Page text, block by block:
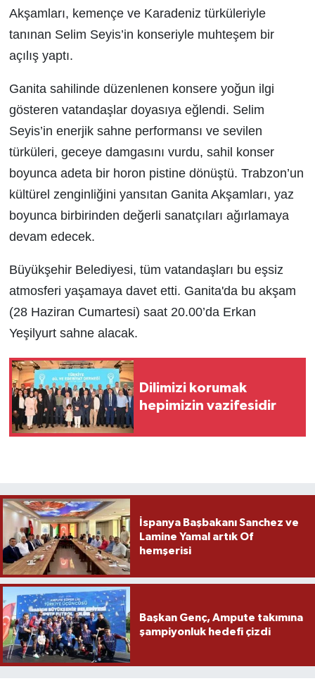
Akşamları, kemençe ve Karadeniz türküleriyle
tanınan Selim Seyis’in konseriyle muhteşem bir
açılış yaptı.
Ganita sahilinde düzenlenen konsere yoğun ilgi
gösteren vatandaşlar doyasıya eğlendi. Selim
Seyis’in enerjik sahne performansı ve sevilen
türküleri, geceye damgasını vurdu, sahil konser
boyunca adeta bir horon pistine dönüştü. Trabzon’un
kültürel zenginliğini yansıtan Ganita Akşamları, yaz
boyunca birbirinden değerli sanatçıları ağırlamaya
devam edecek.
Büyükşehir Belediyesi, tüm vatandaşları bu eşsiz
atmosferi yaşamaya davet etti. Ganita'da bu akşam
(28 Haziran Cumartesi) saat 20.00’da Erkan
Yeşilyurt sahne alacak.
Dilimizi korumak
hepimizin vazifesidir
İspanya Başbakanı Sanchez ve
Lamine Yamal artık Of
hemşerisi
Başkan Genç, Ampute takımına
şampiyonluk hedefi çizdi